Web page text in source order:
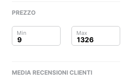
Giocattoli
PREZZO
MEDIA RECENSIONI CLIENTI